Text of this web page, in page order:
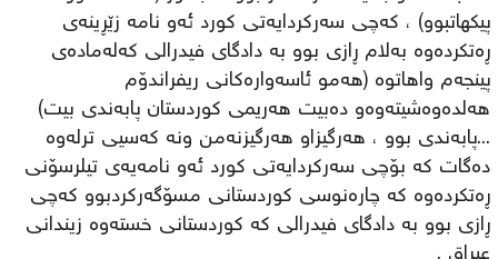
پیكهاتبوو) ، كەچی سەركردایەتی كورد ئەو نامە زێڕینەی
ڕەتكردەوە بەلام ڕازی بوو بە دادگای فیدرالی كەلەمادەی
پینجەم واهاتوە (هەمو ئاسەوارەكانی ریفراندۆم
هەلدەوەشیتەوەو دەبیت هەریمی كوردستان پابەندی بیت)
...پابەندی بوو ، هەرگیزاو هەرگیزنەمن ونە كەسیی ترلەوە
دەگات كە بۆچی سەركردایەتی كورد ئەو نامەیەی تیلرسۆنی
ڕەتكردەوە كە چارەنوسی كوردستانی مسۆگەركردبوو كەچی
ڕازی بوو بە دادگای فیدرالی كە كوردستانی خستەوە زیندانی